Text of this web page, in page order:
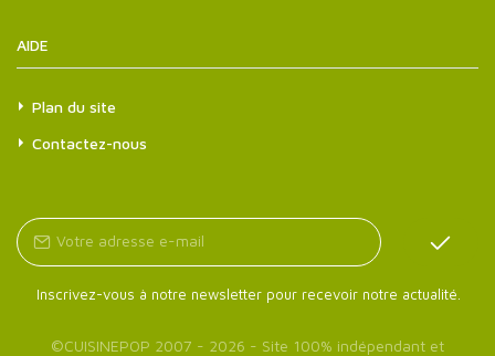
AIDE
Plan du site
Contactez-nous
Inscrivez-vous à notre newsletter pour recevoir notre actualité.
©CUISINEPOP 2007 - 2026 - Site 100% indépendant et